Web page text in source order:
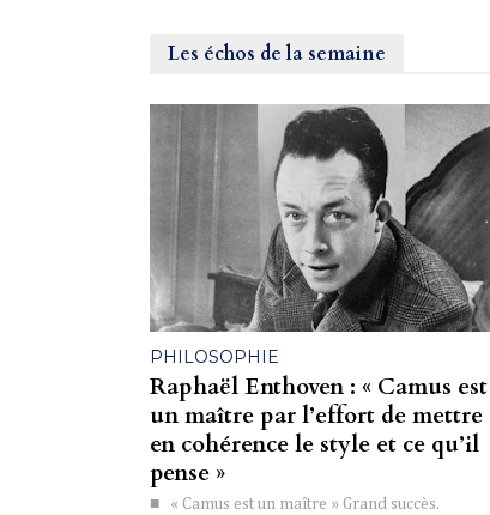
Les échos de la semaine
PHILOSOPHIE
Raphaël Enthoven : « Camus est
un maître par l’effort de mettre
en cohérence le style et ce qu’il
pense »
■ « Camus est un maître » Grand succès.